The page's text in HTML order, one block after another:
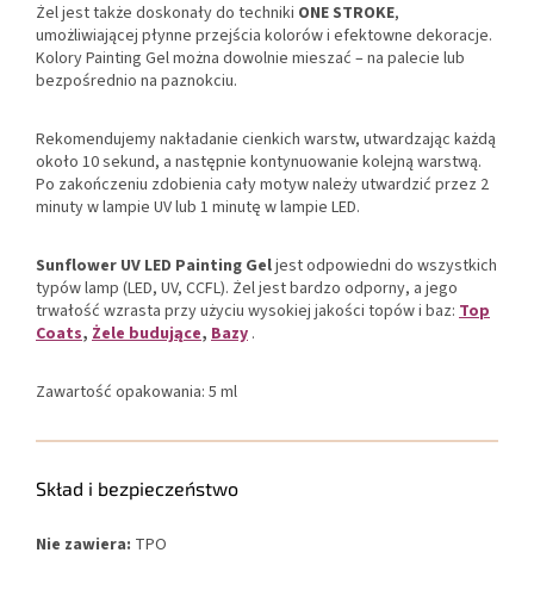
Żel jest także doskonały do techniki ONE STROKE,
umożliwiającej płynne przejścia kolorów i efektowne dekoracje.
Kolory Painting Gel można dowolnie mieszać – na palecie lub
bezpośrednio na paznokciu.
Rekomendujemy nakładanie cienkich warstw, utwardzając każdą
około 10 sekund, a następnie kontynuowanie kolejną warstwą.
Po zakończeniu zdobienia cały motyw należy utwardzić przez 2
minuty w lampie UV lub 1 minutę w lampie LED.
Sunflower UV LED Painting Geljest odpowiedni do wszystkich
typów lamp (LED, UV, CCFL). Żel jest bardzo odporny, a jego
trwałość wzrasta przy użyciu wysokiej jakości topów i baz: Top
Coats, Żele budujące, Bazy .
Zawartość opakowania: 5 ml
Skład i bezpieczeństwo
Nie zawiera: TPO